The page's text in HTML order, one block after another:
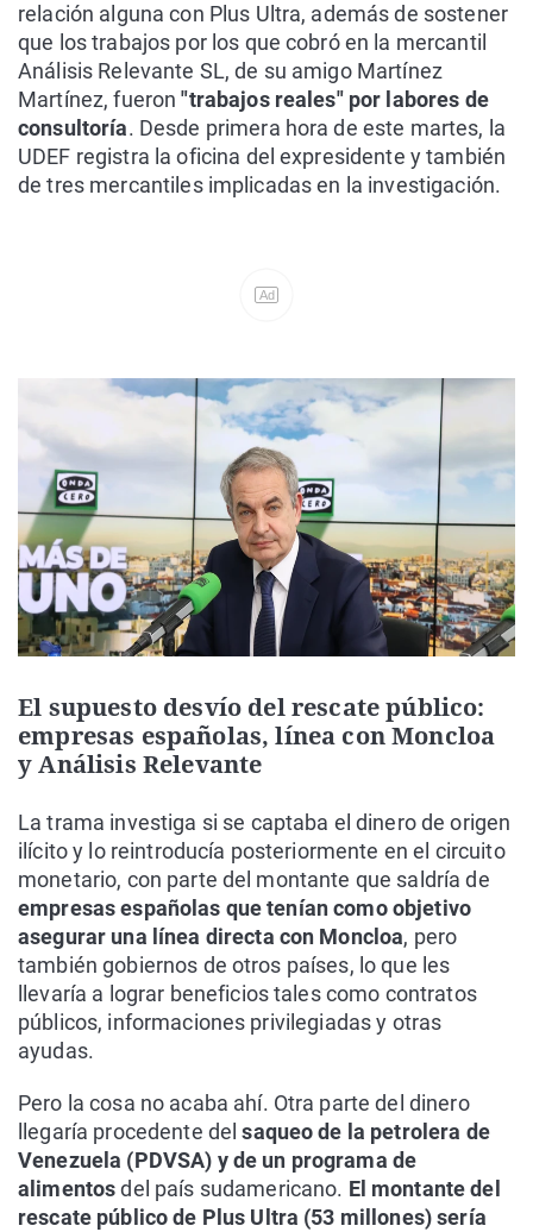
relación alguna con Plus Ultra, además de sostener
que los trabajos por los que cobró en la mercantil
Análisis Relevante SL, de su amigo Martínez
Martínez, fueron"trabajos reales" por labores de
consultoría. Desde primera hora de este martes, la
UDEF registra la oficina del expresidente y también
de tres mercantiles implicadas en la investigación.
Ad
El supuesto desvío del rescate público:
empresas españolas, línea con Moncloa
y Análisis Relevante
La trama investiga si se captaba el dinero de origen
ilícito y lo reintroducía posteriormente en el circuito
monetario, con parte del montante que saldría de
empresas españolas que tenían como objetivo
asegurar una línea directa con Moncloa, pero
también gobiernos de otros países, lo que les
llevaría a lograr beneficios tales como contratos
públicos, informaciones privilegiadas y otras
ayudas.
Pero la cosa no acaba ahí. Otra parte del dinero
llegaría procedente delsaqueo de la petrolera de
Venezuela (PDVSA) y de un programa de
alimentosdel país sudamericano. El montante del
rescate público de Plus Ultra (53 millones) sería